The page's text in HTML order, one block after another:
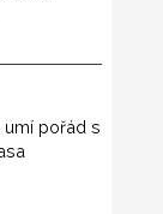
umí pořád s